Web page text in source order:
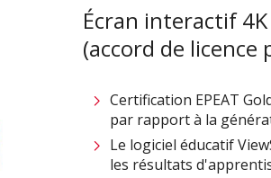
Écran interactif
(accord de
Certification EPEAT
par rapport à la
Le logiciel éducatif
les résultats